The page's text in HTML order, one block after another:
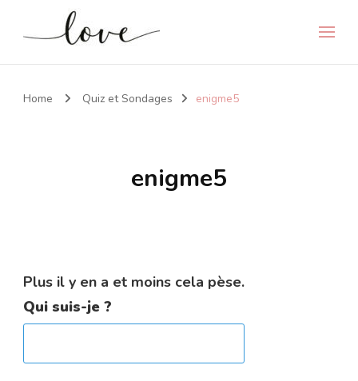
Home Quiz et Sondages enigme5
enigme5
Plus il y en a et moins cela pèse.
Qui suis-je ?